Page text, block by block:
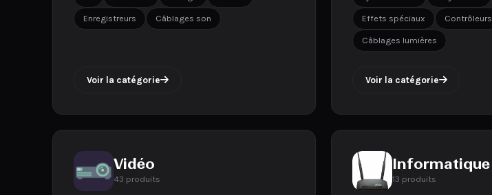
Enregistreurs Câblages son
Voir la catégorie
Effets spéciaux Contrôleurs
Câblages lumières
Voir la catégorie
Vidéo
43 produits
Informatique
13 produits